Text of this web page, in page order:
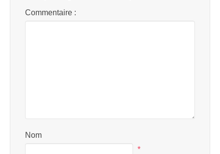
Commentaire :
Nom
*